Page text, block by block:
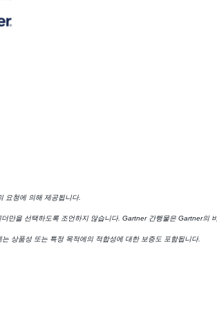
요청에 의해 제공됩니다.
을 선택하도록 조언하지 않습니다. Gartner 간행물은 Gartner의
상품성 또는 특정 목적에의 적합성에 대한 보증도 포함됩니다.